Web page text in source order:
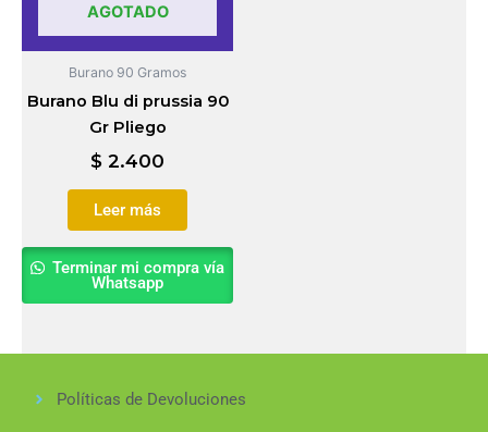
AGOTADO
Burano 90 Gramos
Burano Blu di prussia 90
Gr Pliego
$ 2.400
Leer más
Terminar mi compra vía
Whatsapp
Políticas de Devoluciones